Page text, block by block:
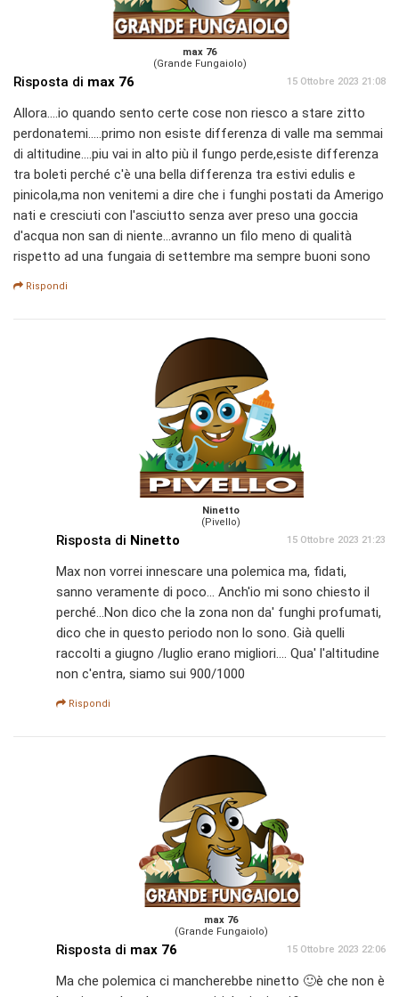
max 76
(Grande Fungaiolo)
Risposta di max 76 15 Ottobre 2023 21:08
Allora....io quando sento certe cose non riesco a stare zitto
perdonatemi.....primo non esiste differenza di valle ma semmai
di altitudine....piu vai in alto più il fungo perde,esiste differenza
tra boleti perché c'è una bella differenza tra estivi edulis e
pinicola,ma non venitemi a dire che i funghi postati da Amerigo
nati e cresciuti con l'asciutto senza aver preso una goccia
d'acqua non san di niente...avranno un filo meno di qualità
rispetto ad una fungaia di settembre ma sempre buoni sono
Rispondi
Ninetto
(Pivello)
Risposta di Ninetto 15 Ottobre 2023 21:23
Max non vorrei innescare una polemica ma, fidati,
sanno veramente di poco... Anch'io mi sono chiesto il
perché...Non dico che la zona non da' funghi profumati,
dico che in questo periodo non lo sono. Già quelli
raccolti a giugno /luglio erano migliori.... Qua' l'altitudine
non c'entra, siamo sui 900/1000
Rispondi
max 76
(Grande Fungaiolo)
Risposta di max 76 15 Ottobre 2023 22:06
Ma che polemica ci mancherebbe ninetto 🙂è che non è